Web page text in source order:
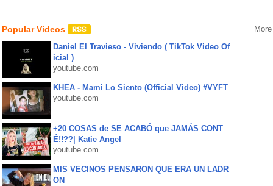
Popular Videos More
Daniel El Travieso - Viviendo ( TikTok Video Of
icial )
youtube.com
KHEA - Mami Lo Siento (Official Video) #VYFT
youtube.com
+20 COSAS de SE ACABÓ que JAMÁS CONT
É!!??| Katie Angel
youtube.com
MIS VECINOS PENSARON QUE ERA UN LADR
ON